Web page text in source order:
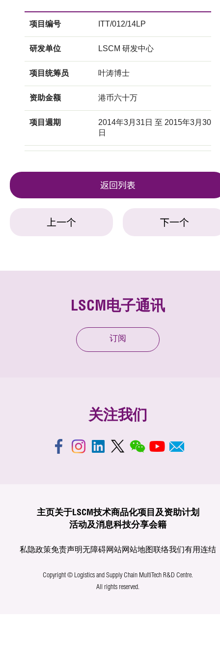
项目编号 ITT/012/14LP
研发单位 LSCM 研发中心
项目统筹员 叶涛博士
资助金额 港币六十万
项目週期
2014年3月31日 至 2015年3月30
日
返回列表
上一个 下一个
LSCM电子通讯
订阅
关注我们
主页关于LSCM技术商品化项目及资助计划
活动及消息科技分享会籍
私隐政策免责声明无障碍网站网站地图联络我们有用连结
Copyright © Logistics and Supply Chain MultiTech R&D Centre.
All rights reserved.